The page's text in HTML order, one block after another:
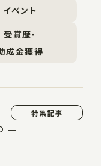
イベント
受賞歴・
成金獲得
特集記事
―